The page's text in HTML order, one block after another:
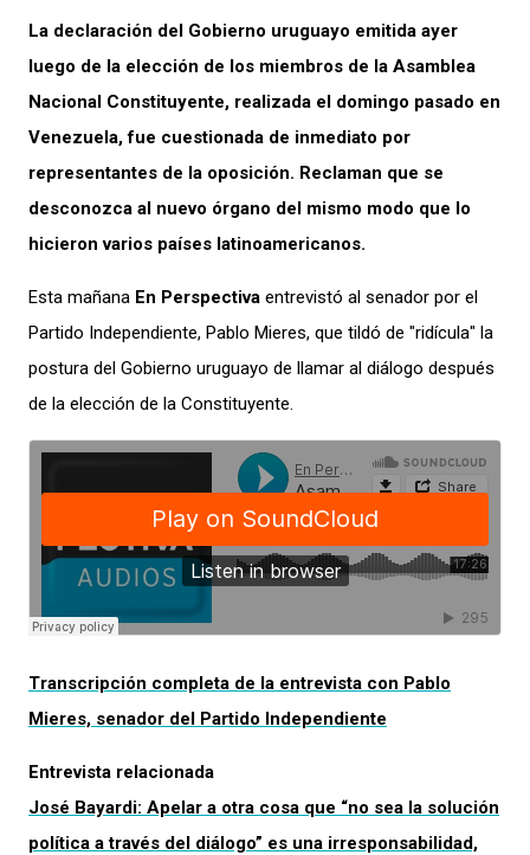
La declaración del Gobierno uruguayo emitida ayer
luego de la elección de los miembros de la Asamblea
Nacional Constituyente, realizada el domingo pasado en
Venezuela, fue cuestionada de inmediato por
representantes de la oposición. Reclaman que se
desconozca al nuevo órgano del mismo modo que lo
hicieron varios países latinoamericanos.
Esta mañana En Perspectiva entrevistó al senador por el
Partido Independiente, Pablo Mieres, que tildó de "ridícula" la
postura del Gobierno uruguayo de llamar al diálogo después
de la elección de la Constituyente.
Transcripción completa de la entrevista con Pablo
Mieres, senador del Partido Independiente
Entrevista relacionada
José Bayardi: Apelar a otra cosa que “no sea la solución
política a través del diálogo” es una irresponsabilidad,